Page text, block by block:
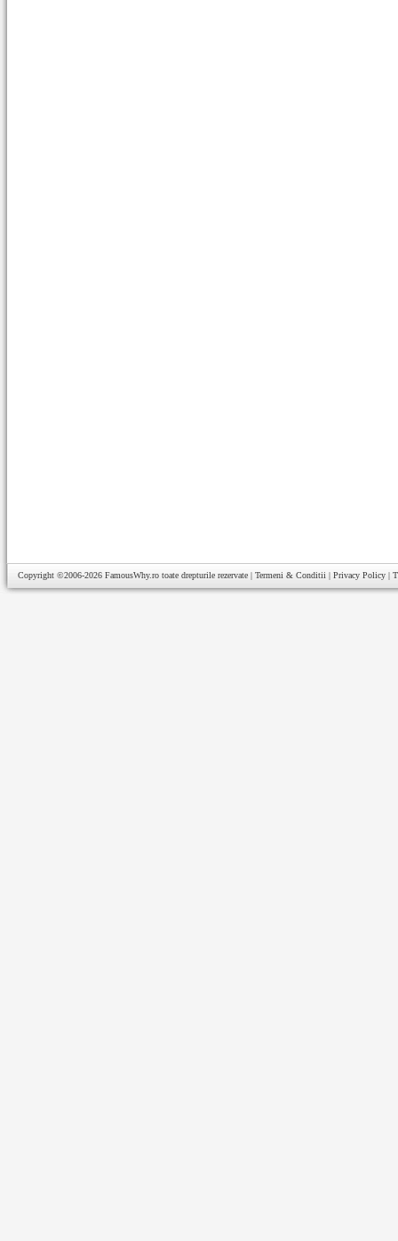
Copyright ©2006-2026 FamousWhy.ro toate drepturile rezervate | Termeni & Conditii | Privacy Policy |